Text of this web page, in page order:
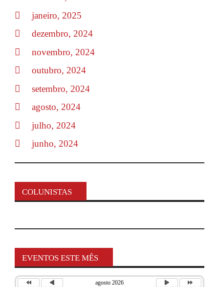
janeiro, 2025
dezembro, 2024
novembro, 2024
outubro, 2024
setembro, 2024
agosto, 2024
julho, 2024
junho, 2024
COLUNISTAS
EVENTOS ESTE MÊS
agosto 2026